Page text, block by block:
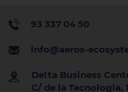
93 337 04 50
info@aeros-
Delta Business
C/ de la Tecnologia,